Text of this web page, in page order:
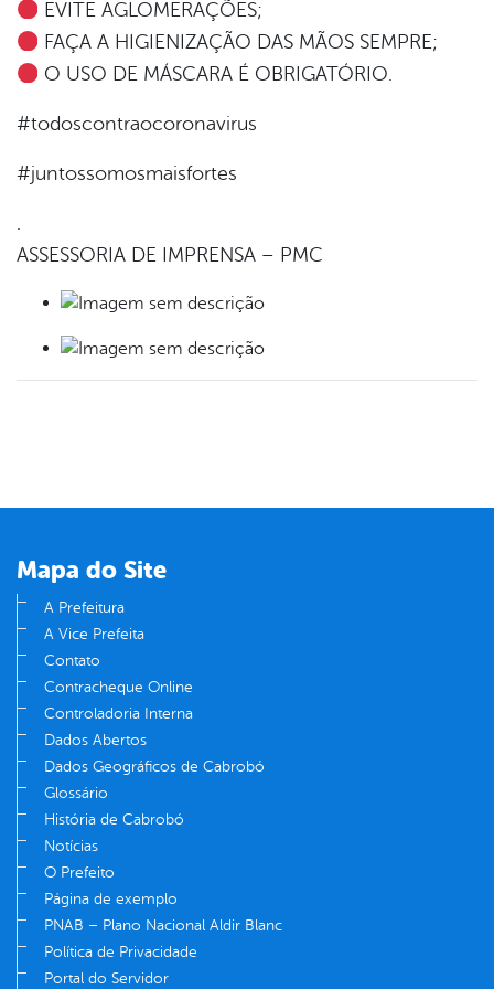
EVITE AGLOMERAÇÕES;
FAÇA A HIGIENIZAÇÃO DAS MÃOS SEMPRE;
O USO DE MÁSCARA É OBRIGATÓRIO.
#todoscontraocoronavirus
#juntossomosmaisfortes
.
ASSESSORIA DE IMPRENSA – PMC
Mapa do Site
A Prefeitura
A Vice Prefeita
Contato
Contracheque Online
Controladoria Interna
Dados Abertos
Dados Geográficos de Cabrobó
Glossário
História de Cabrobó
Notícias
O Prefeito
Página de exemplo
PNAB – Plano Nacional Aldir Blanc
Política de Privacidade
Portal do Servidor